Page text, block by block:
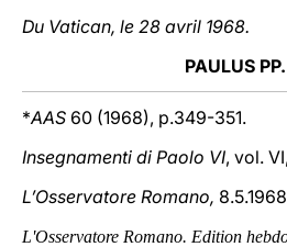
Du Vatican, le 28 avril 1968.
PAULUS
*AAS 60 (1968), p.349-351.
Insegnamenti di Paolo VI, vol.
L’Osservatore Romano,
L'Osservatore Romano. Edition